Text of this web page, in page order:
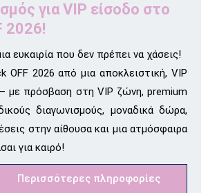
για VIP είσοδο στο
2026!
ευκαιρία που δεν πρέπει να χάσεις!
OFF 2026 από μια αποκλειστική, VIP
με πρόσβαση στη VIP ζώνη, premium
διαγωνισμούς, μοναδικά δώρα,
στην αίθουσα και μια ατμόσφαιρα
για καιρό!
Περισσότερες πληροφορίες